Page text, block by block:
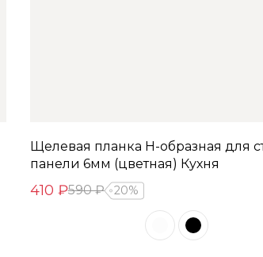
Щелевая планка Н-образная для
панели 6мм (цветная) Кухня
410 ₽590 ₽ 20%